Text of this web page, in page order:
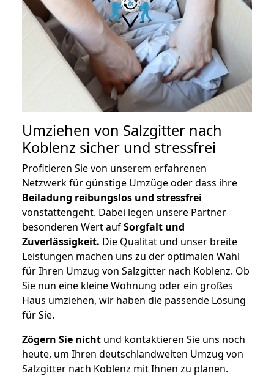
Umziehen von Salzgitter nach
Koblenz sicher und stressfrei
Profitieren Sie von unserem erfahrenen
Netzwerk für günstige Umzüge oder dass ihre
Beiladung reibungslos und stressfrei
vonstattengeht. Dabei legen unsere Partner
besonderen Wert aufSorgfalt und
Zuverlässigkeit. Die Qualität und unser breite
Leistungen machen uns zu der optimalen Wahl
für Ihren Umzug von Salzgitter nach Koblenz. Ob
Sie nun eine kleine Wohnung oder ein großes
Haus umziehen, wir haben die passende Lösung
für Sie.
Zögern Sie nicht und kontaktieren Sie uns noch
heute, um Ihren deutschlandweiten Umzug von
Salzgitter nach Koblenz mit Ihnen zu planen.